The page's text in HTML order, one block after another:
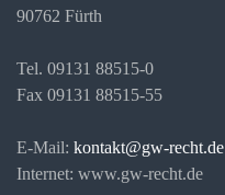
90762 Fürth
Tel. 09131 88515-0
Fax 09131 88515-55
E-Mail: kontakt@gw-recht.de
Internet: www.gw-recht.de